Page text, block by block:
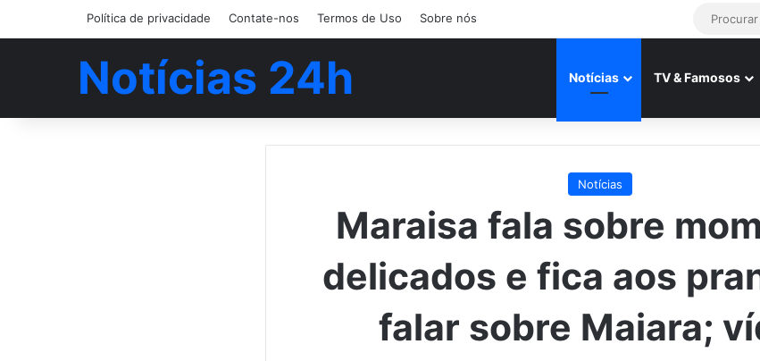
Política de privacidade Contate-nos Termos de Uso Sobre nós
Notícias 24h Notícias TV & Famosos
Notícias
Maraisa fala sobre
delicados e fica aos
falar sobre Maiara;